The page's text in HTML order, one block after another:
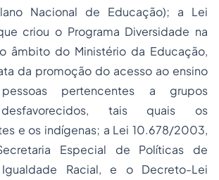
Nacional de Educação); a Lei
criou o Programa Diversidade na
âmbito do Ministério da Educação,
da promoção do acesso ao ensino
pertencentes a grupos
tais quais os
e os indígenas; a Lei 10.678/2003,
Especial de Políticas de
Racial, e o Decreto-Lei